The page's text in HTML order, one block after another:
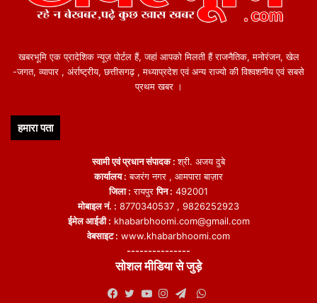
खबरभूमि एक प्रादेशिक न्यूज़ पोर्टल हैं, जहां आपको मिलती हैं राजनैतिक, मनोरंजन, खेल
-जगत, व्यापार , अंर्राष्ट्रीय, छत्तीसगढ़ , मध्याप्रदेश एवं अन्य राज्यो की विश्वशनीय एवं सबसे
प्रथम खबर ।
हमारा पता
स्वामी एवं प्रधान संपादक :श्री. अजय दुबे
कार्यालय : बजरंग नगर , आमपारा बाज़ार
जिला : रायपुरपिन : 492001
मोबाइल नं. : 8770340537 , 9826252923
ईमेल आईडी : khabarbhoomi.com@gmail.com
वेबसाइट : www.khabarbhoomi.com
---------------
सोशल मीडिया से जुड़े
WhatsApp